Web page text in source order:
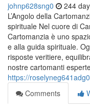
johnp628sng0 244
L’Angolo della
spirituale Nel cuore di
Cartomanzia è uno
e alla guida spirituale.
risposte veritiere,
nostre cartomanti
https://
Comments